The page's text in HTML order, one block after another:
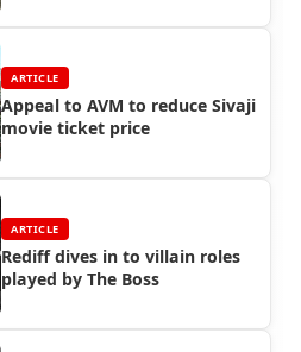
ARTICLE
Appeal to AVM to reduce Sivaji
movie ticket price
ARTICLE
Rediff dives in to villain roles
played by The Boss